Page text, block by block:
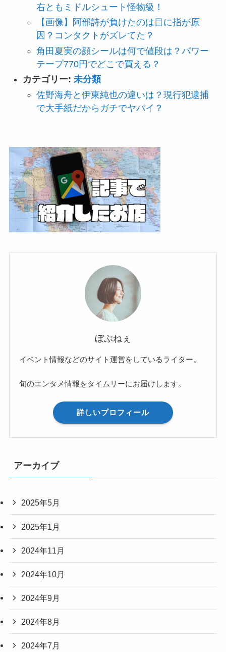
右ともミドルシュート怪物級！
【画像】阿部詩が負けたのは目に指が原
因？コンタクトがズレてた？
角田夏実の顔シールは何で値段は？パワー
テープ770円でどこで買える？
カテゴリー: 未分類
佐野海舟と伊東純也の違いは？現行犯逮捕
で大手紙だからガチでヤバイ？
ぼぶねぇ
イベント情報などのサイト運営をしているライター。
旬のエンタメ情報をタイムリーにお届けします。
詳しいプロフィール
アーカイブ
2025年5月
2025年1月
2024年11月
2024年10月
2024年9月
2024年8月
2024年7月